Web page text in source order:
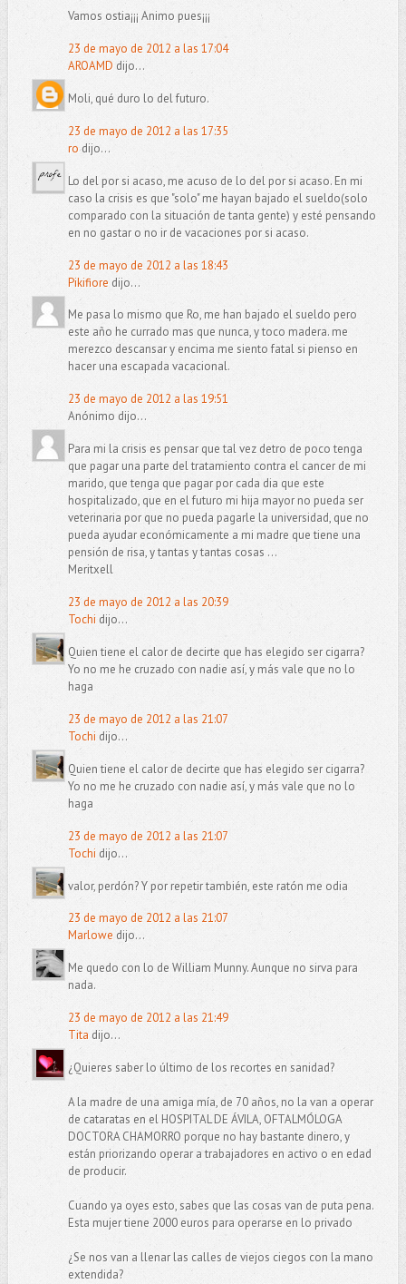
Vamos ostia¡¡¡ Animo pues¡¡¡
23 de mayo de 2012 a las 17:04
AROAMD dijo...
Moli, qué duro lo del futuro.
23 de mayo de 2012 a las 17:35
rodijo...
Lo del por si acaso, me acuso de lo del por si acaso. En mi
caso la crisis es que "solo" me hayan bajado el sueldo(solo
comparado con la situación de tanta gente) y esté pensando
en no gastar o no ir de vacaciones por si acaso.
23 de mayo de 2012 a las 18:43
Pikifiore dijo...
Me pasa lo mismo que Ro, me han bajado el sueldo pero
este año he currado mas que nunca, y toco madera. me
merezco descansar y encima me siento fatal si pienso en
hacer una escapada vacacional.
23 de mayo de 2012 a las 19:51
Anónimo dijo...
Para mi la crisis es pensar que tal vez detro de poco tenga
que pagar una parte del tratamiento contra el cancer de mi
marido, que tenga que pagar por cada dia que este
hospitalizado, que en el futuro mi hija mayor no pueda ser
veterinaria por que no pueda pagarle la universidad, que no
pueda ayudar económicamente a mi madre que tiene una
pensión de risa, y tantas y tantas cosas ...
Meritxell
23 de mayo de 2012 a las 20:39
Tochi dijo...
Quien tiene el calor de decirte que has elegido ser cigarra?
Yo no me he cruzado con nadie así, y más vale que no lo
haga
23 de mayo de 2012 a las 21:07
Tochi dijo...
Quien tiene el calor de decirte que has elegido ser cigarra?
Yo no me he cruzado con nadie así, y más vale que no lo
haga
23 de mayo de 2012 a las 21:07
Tochi dijo...
valor, perdón? Y por repetir también, este ratón me odia
23 de mayo de 2012 a las 21:07
Marlowe dijo...
Me quedo con lo de William Munny. Aunque no sirva para
nada.
23 de mayo de 2012 a las 21:49
Tita dijo...
¿Quieres saber lo último de los recortes en sanidad?
A la madre de una amiga mía, de 70 años, no la van a operar
de cataratas en el HOSPITAL DE ÁVILA, OFTALMÓLOGA
DOCTORA CHAMORRO porque no hay bastante dinero, y
están priorizando operar a trabajadores en activo o en edad
de producir.
Cuando ya oyes esto, sabes que las cosas van de puta pena.
Esta mujer tiene 2000 euros para operarse en lo privado
¿Se nos van a llenar las calles de viejos ciegos con la mano
extendida?